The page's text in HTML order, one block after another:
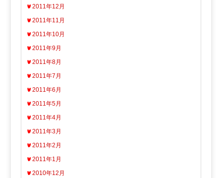
2011年12月
2011年11月
2011年10月
2011年9月
2011年8月
2011年7月
2011年6月
2011年5月
2011年4月
2011年3月
2011年2月
2011年1月
2010年12月